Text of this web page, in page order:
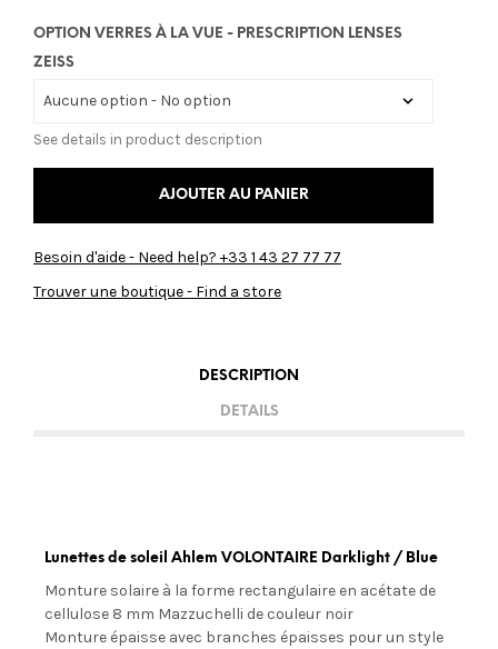
OPTION VERRES À LA VUE - PRESCRIPTION LENSES
ZEISS
See details in product description
AJOUTER AU PANIER
Besoin d'aide - Need help? +33 1 43 27 77 77
Trouver une boutique - Find a store
DESCRIPTION
DETAILS
Lunettes de soleil Ahlem VOLONTAIRE Darklight / Blue
Monture solaire à la forme rectangulaire en acétate de
cellulose 8 mm Mazzuchelli de couleur noir
Monture épaisse avec branches épaisses pour un style